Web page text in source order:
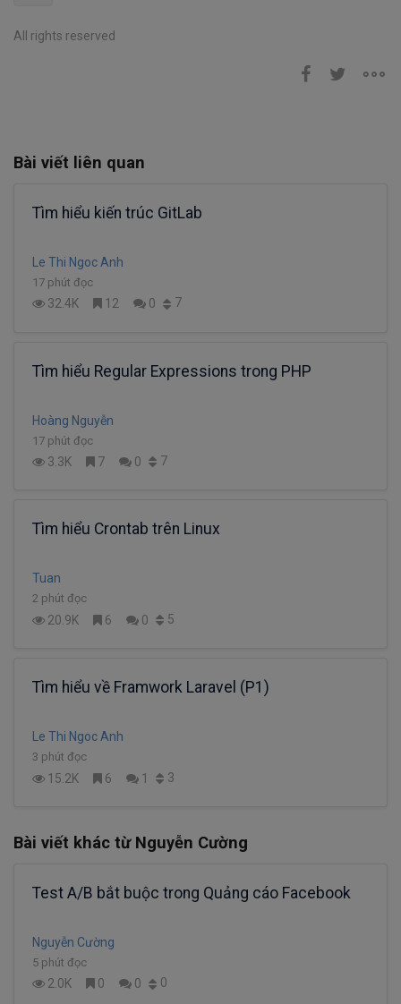
All rights reserved
Bài viết liên quan
Tìm hiểu kiến trúc GitLab
Le Thi Ngoc Anh
17 phút đọc
32.4K 12 0 7
Tìm hiểu Regular Expressions trong PHP
Hoàng Nguyễn
17 phút đọc
3.3K 7 0 7
Tìm hiểu Crontab trên Linux
Tuan
2 phút đọc
20.9K 6 0 5
Tìm hiểu về Framwork Laravel (P1)
Le Thi Ngoc Anh
3 phút đọc
15.2K 6 1 3
Bài viết khác từ Nguyễn Cường
Test A/B bắt buộc trong Quảng cáo Facebook
Nguyễn Cường
5 phút đọc
2.0K 0 0 0